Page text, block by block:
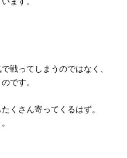
戦ってしまうのではなく、
です。
くさん寄ってくるはず。